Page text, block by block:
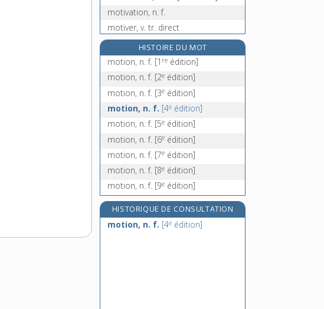
motivation, n. f.
motiver, v. tr. direct
moto- [I], préf.
moto [II], n. f.
moto [III], loc. adv.
moto-cross, n. m. inv.
HISTOIRE DU MOT
motion, n. f. [1 re édition]
motion, n. f. [2e édition]
motion, n. f. [3e édition]
motion, n. f. [4e édition]
motion, n. f. [5e édition]
motion, n. f. [6e édition]
motion, n. f. [7e édition]
motion, n. f. [8e édition]
motion, n. f. [9e édition]
HISTORIQUE DE CONSULTATION
motion, n. f. [4e édition]